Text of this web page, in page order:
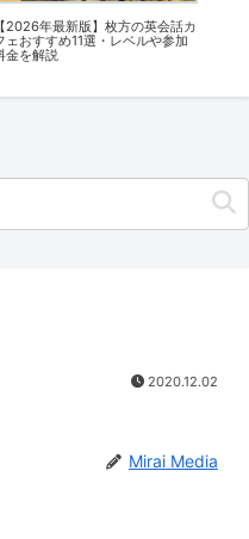
【2026年最新版】枚方の英会話カ
ェおすすめ11選・レベルや参加
金を解説
2020.12.02
Mirai Media